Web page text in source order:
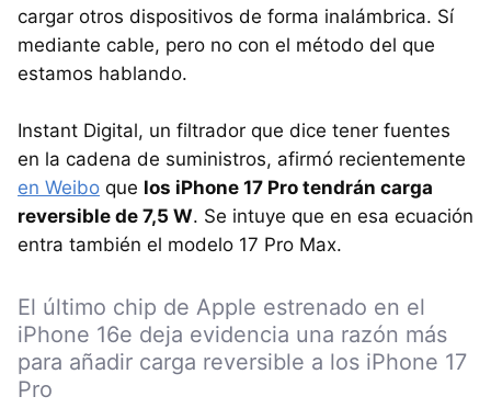
cargar otros dispositivos de forma inalámbrica. Sí
mediante cable, pero no con el método del que
estamos hablando.
Instant Digital, un filtrador que dice tener fuentes
en la cadena de suministros, afirmó recientemente
en Weibo que los iPhone 17 Pro tendrán carga
reversible de 7,5 W. Se intuye que en esa ecuación
entra también el modelo 17 Pro Max.
El último chip de Apple estrenado en el
iPhone 16e deja evidencia una razón más
para añadir carga reversible a los iPhone 17
Pro